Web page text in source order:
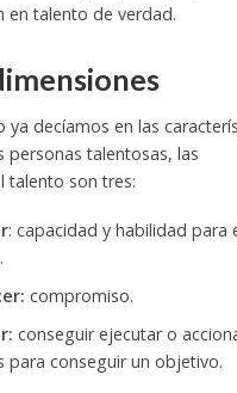
en talento de verdad.
ya decíamos en las
personas talentosas, las
talento son tres:
: capacidad y habilidad para
compromiso.
conseguir ejecutar o
para conseguir un objetivo.